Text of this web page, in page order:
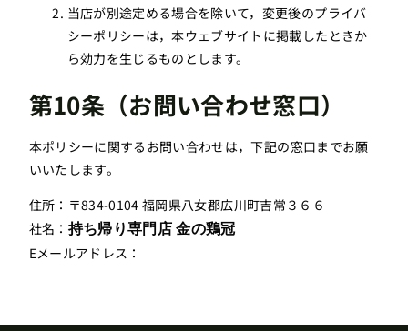
当店が別途定める場合を除いて，変更後のプライバ
シーポリシーは，本ウェブサイトに掲載したときか
ら効力を生じるものとします。
第10条（お問い合わせ窓口）
本ポリシーに関するお問い合わせは，下記の窓口までお願
いいたします。
住所：〒834-0104 福岡県八女郡広川町吉常３６６
社名： 持ち帰り専門店 金の鶏冠
Eメールアドレス：